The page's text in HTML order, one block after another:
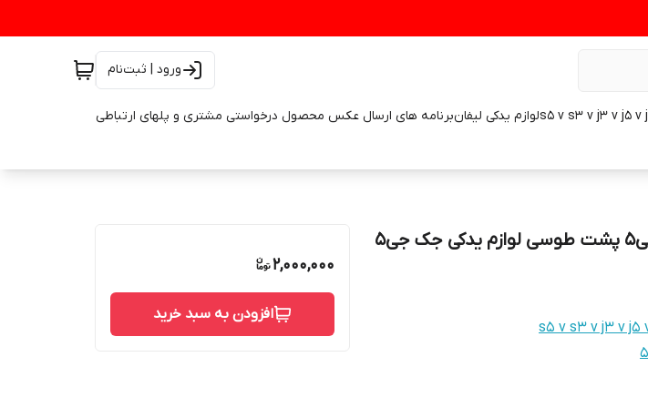
ورود | ثبت‌نام
لوازم یدکی لیفانبرنامه های ارسال عکس محصول درخواستی مشتری و پلهای ارتباطی
راهنما آینه راست جک جی۵ پشت طوسی لوازم یدکی جک جی۵
2,000,000
افزودن به سبد خرید